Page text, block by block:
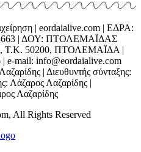
| eordaialive.com | ΕΔΡΑ:
| ΔΟΥ: ΠΤΟΛΕΜΑΪΔΑΣ
50200, ΠΤΟΛΕΜΑΪΔΑ |
e-mail: info@eordaialive.com
| Διευθυντής σύνταξης:
Λάζαρος Λαζαρίδης |
Λαζαρίδης
All Rights Reserved